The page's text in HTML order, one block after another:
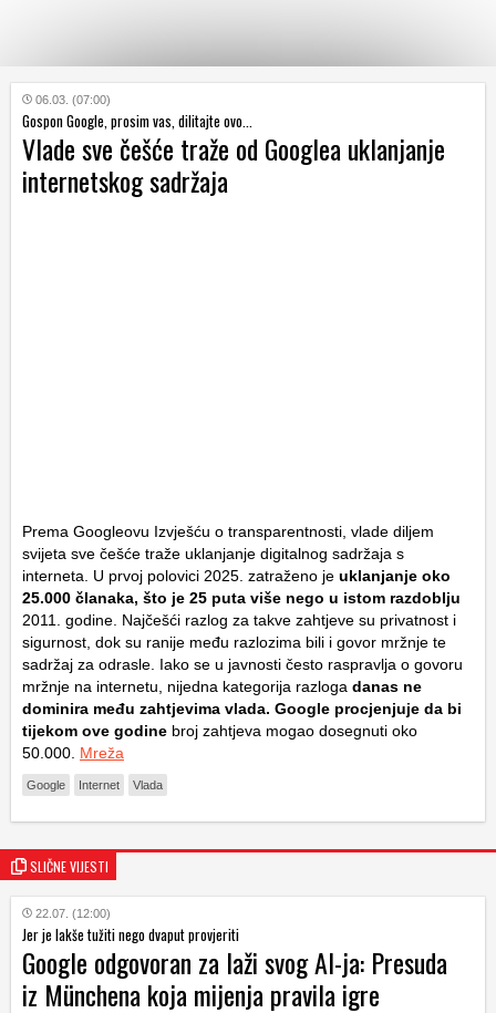
KATEGORIJE
HRVATSKI
WEB
06.03. (07:00)
Gospon Google, prosim vas, dilitajte ovo...
Vlade sve češće traže od Googlea uklanjanje
internetskog sadržaja
Prema Googleovu Izvješću o transparentnosti, vlade diljem
svijeta sve češće traže uklanjanje digitalnog sadržaja s
interneta. U prvoj polovici 2025. zatraženo je uklanjanje oko
25.000 članaka, što je 25 puta više nego u istom razdoblju
2011. godine. Najčešći razlog za takve zahtjeve su privatnost i
sigurnost, dok su ranije među razlozima bili i govor mržnje te
sadržaj za odrasle. Iako se u javnosti često raspravlja o govoru
mržnje na internetu, nijedna kategorija razloga danas ne
dominira među zahtjevima vlada. Google procjenjuje da bi
tijekom ove godine broj zahtjeva mogao dosegnuti oko
50.000. Mreža
Google Internet Vlada
SLIČNE VIJESTI
22.07. (12:00)
Jer je lakše tužiti nego dvaput provjeriti
Google odgovoran za laži svog AI-ja: Presuda
iz Münchena koja mijenja pravila igre